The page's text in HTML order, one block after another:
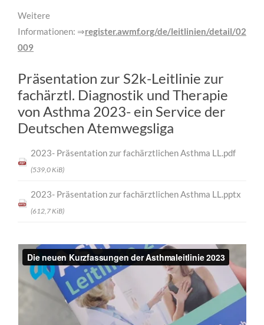
Weitere
Informationen: ⇒register.awmf.org/de/leitlinien/detail/020-
009
Präsentation zur S2k-Leitlinie zur
fachärztl. Diagnostik und Therapie
von Asthma 2023- ein Service der
Deutschen Atemwegsliga
2023- Präsentation zur fachärztlichen Asthma LL.pdf
(539,0 KiB)
2023- Präsentation zur fachärztlichen Asthma LL.pptx
(612,7 KiB)